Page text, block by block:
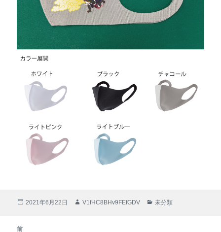
投
2021年6月22日
作
V1fHC8BHv9FEfGDV
カ
未分類
前